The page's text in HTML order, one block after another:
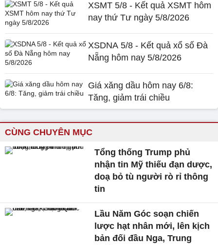
XSMT 5/8 - Kết quả XSMT hôm
nay thứ Tư ngày 5/8/2026
XSDNA 5/8 - Kết quả xổ số Đà
Nẵng hôm nay 5/8/2026
Giá xăng dầu hôm nay 6/8:
Tăng, giảm trái chiều
CÙNG CHUYÊN MỤC
Tổng thống Trump phủ
nhận tin Mỹ thiếu đạn dược,
doạ bỏ tù người rò rỉ thông
tin
Lầu Năm Góc soạn chiến
lược hạt nhân mới, lên kịch
bản đối đầu Nga, Trung